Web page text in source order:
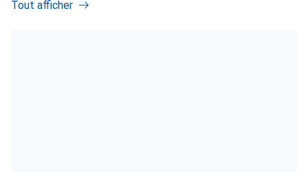
Tout afficher